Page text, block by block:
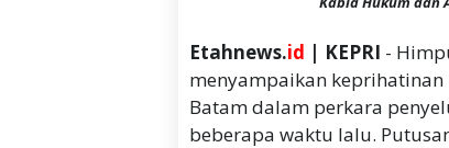
Etahnews.id | KEPRI -
menyampaikan
Batam dalam perkara
beberapa waktu lalu.